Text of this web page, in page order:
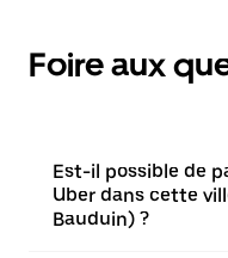
Foire aux
Est-il possible de
Uber dans cette
Bauduin) ?